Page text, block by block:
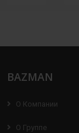
BAZMAN
О Компании
О Группе